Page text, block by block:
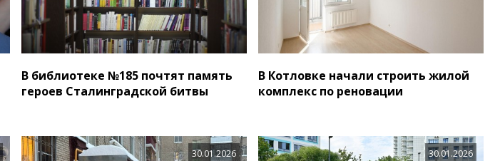
В библиотеке №185 почтят память
героев Сталинградской битвы
В Котловке начали строить жилой
комплекс по реновации
30.01.2026 30.01.2026